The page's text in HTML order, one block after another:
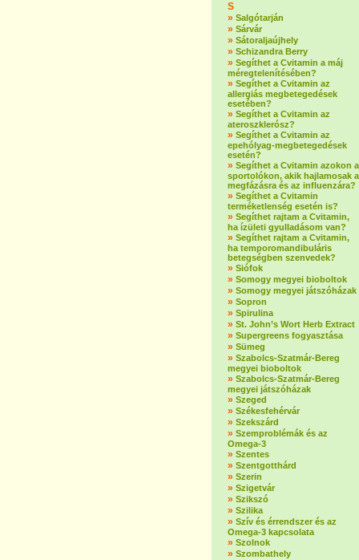
S
» Salgótarján
» Sárvár
» Sátoraljaújhely
» Schizandra Berry
» Segíthet a Cvitamin a máj
méregtelenítésében?
» Segíthet a Cvitamin az
allergiás megbetegedések
esetében?
» Segíthet a Cvitamin az
ateroszklerósz?
» Segíthet a Cvitamin az
epehólyag-megbetegedések
esetén?
» Segíthet a Cvitamin azokon a
sportolókon, akik hajlamosak a
megfázásra és az influenzára?
» Segíthet a Cvitamin
terméketlenség esetén is?
» Segíthet rajtam a Cvitamin,
ha ízületi gyulladásom van?
» Segíthet rajtam a Cvitamin,
ha temporomandibuláris
betegségben szenvedek?
» Siófok
» Somogy megyei bioboltok
» Somogy megyei játszóházak
» Sopron
» Spirulina
» St. John’s Wort Herb Extract
» Supergreens fogyasztása
» Sümeg
» Szabolcs-Szatmár-Bereg
megyei bioboltok
» Szabolcs-Szatmár-Bereg
megyei játszóházak
» Szeged
» Székesfehérvár
» Szekszárd
» Szemproblémák és az
Omega-3
» Szentes
» Szentgotthárd
» Szerin
» Szigetvár
» Szikszó
» Szilika
» Szív és érrendszer és az
Omega-3 kapcsolata
» Szolnok
» Szombathely